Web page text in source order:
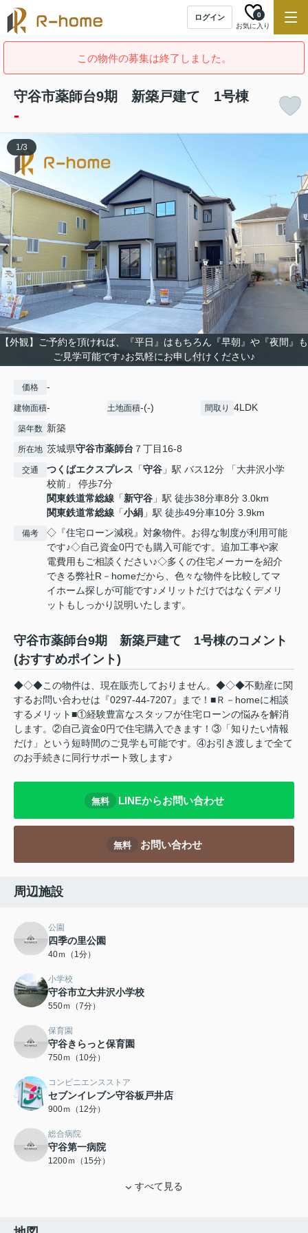
ログイン
お気に入り
0
この物件の募集は終了しました。
守谷市薬師台9期 新築戸建て 1号棟
-
【外観】ご予約を頂ければ、『平日』はもちろん『早朝』や『夜間』も
ご見学可能です♪お気軽にお申し付けください♪
1/3
価格 -
建物面積- 土地面積-(-) 間取り 4LDK
築年数 新築
所在地 茨城県守谷市薬師台 ７丁目16-8
交通 つくばエクスプレス 「守谷 」駅 バス12分 「大井沢小学
校前」 停歩7分
関東鉄道常総線 「新守谷 」駅 徒歩38分車8分 3.0km
関東鉄道常総線 「小絹 」駅 徒歩49分車10分 3.9km
備考
◇『住宅ローン減税』対象物件。お得な制度が利用可能
です♪◇自己資金0円でも購入可能です。追加工事や家
電費用もご相談ください♪◇多くの住宅メーカーを紹介
できる弊社R－homeだから、色々な物件を比較してマ
イホーム探しが可能です♪メリットだけではなくデメリ
ットもしっかり説明いたします。
守谷市薬師台9期 新築戸建て 1号棟のコメント
(おすすめポイント)
◆◇◆この物件は、現在販売しておりません。◆◇◆不動産に関
するお問い合わせは『0297-44-7207』まで！■Ｒ－homeに相談
するメリット■①経験豊富なスタッフが住宅ローンの悩みを解消
します。②自己資金0円で住宅購入できます！③「知りたい情報
だけ」という短時間のご見学も可能です。④お引き渡しまで全て
のお手続きに同行サポート致します♪
無料 LINEからお問い合わせ
無料 お問い合わせ
周辺施設
公園
四季の里公園
40ｍ（1分）
小学校
守谷市立大井沢小学校
550ｍ（7分）
保育園
守谷きらっと保育園
750ｍ（10分）
コンビニエンスストア
セブンイレブン守谷板戸井店
900ｍ（12分）
総合病院
守谷第一病院
1200ｍ（15分）
すべて見る